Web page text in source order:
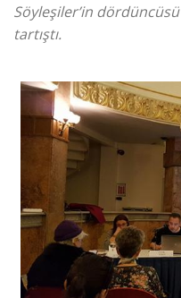
Söyleşiler’in
tartıştı.